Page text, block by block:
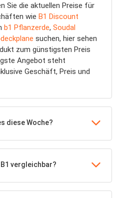
Sie die aktuellen Preise für
wie B1 Discount
b1 Pflanzerde, Soudal
suchen, hier sehen
zum günstigsten Preis
Angebot steht
Geschäft, Preis und
diese Woche?
vergleichbar?